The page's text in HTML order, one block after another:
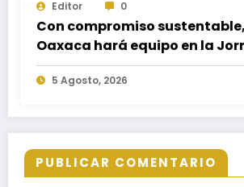
Editor 0
Con compromiso sustentable,
Oaxaca hará equipo en la
Nacional de Reforestación
5 Agosto, 2026
PUBLICAR COMENTARIO